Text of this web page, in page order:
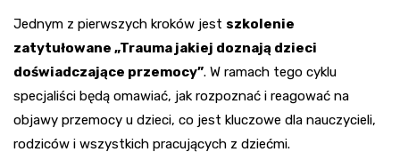
Jednym z pierwszych kroków jest szkolenie
zatytułowane „Trauma jakiej doznają dzieci
doświadczające przemocy”. W ramach tego cyklu
specjaliści będą omawiać, jak rozpoznać i reagować na
objawy przemocy u dzieci, co jest kluczowe dla nauczycieli,
rodziców i wszystkich pracujących z dziećmi.